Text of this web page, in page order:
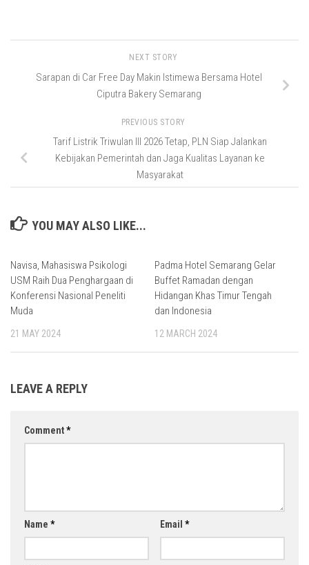
NEXT STORY
Sarapan di Car Free Day Makin Istimewa Bersama Hotel
Ciputra Bakery Semarang
PREVIOUS STORY
Tarif Listrik Triwulan III 2026 Tetap, PLN Siap Jalankan
Kebijakan Pemerintah dan Jaga Kualitas Layanan ke
Masyarakat
YOU MAY ALSO LIKE...
Navisa, Mahasiswa Psikologi
USM Raih Dua Penghargaan di
Konferensi Nasional Peneliti
Muda
21 MAY 2024
Padma Hotel Semarang Gelar
Buffet Ramadan dengan
Hidangan Khas Timur Tengah
dan Indonesia
12 MARCH 2024
LEAVE A REPLY
Comment*
Name * Email *